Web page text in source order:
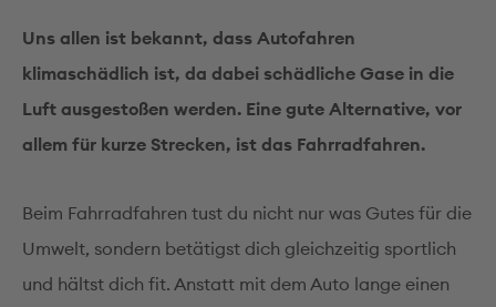
Uns allen ist bekannt, dass Autofahren
klimaschädlich ist, da dabei schädliche Gase in die
Luft ausgestoßen werden. Eine gute Alternative, vor
allem für kurze Strecken, ist das Fahrradfahren.
Beim Fahrradfahren tust du nicht nur was Gutes für die
Umwelt, sondern betätigst dich gleichzeitig sportlich
und hältst dich fit. Anstatt mit dem Auto lange einen